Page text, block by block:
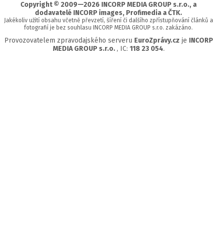
Copyright © 2009—2026 INCORP MEDIA GROUP s.r.o., a
dodavatelé INCORP images, Profimedia a ČTK.
Jakékoliv užití obsahu včetně převzetí, šíření či dalšího zpřístupňování článků a
fotografií je bez souhlasu INCORP MEDIA GROUP s.r.o. zakázáno.
Provozovatelem zpravodajského serveru EuroZprávy.cz je INCORP
MEDIA GROUP s.r.o. , IC: 118 23 054.